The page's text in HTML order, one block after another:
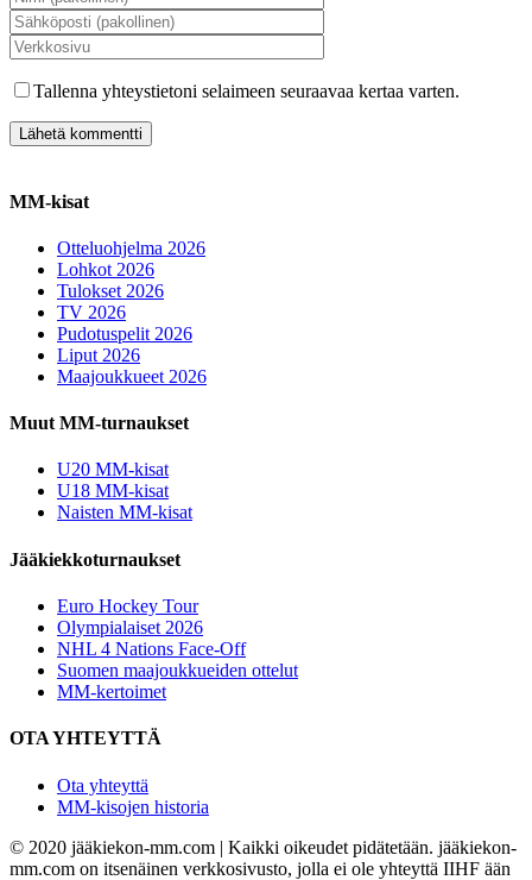
Tallenna yhteystietoni selaimeen seuraavaa kertaa varten.
MM-kisat
Otteluohjelma 2026
Lohkot 2026
Tulokset 2026
TV 2026
Pudotuspelit 2026
Liput 2026
Maajoukkueet 2026
Muut MM-turnaukset
U20 MM-kisat
U18 MM-kisat
Naisten MM-kisat
Jääkiekkoturnaukset
Euro Hockey Tour
Olympialaiset 2026
NHL 4 Nations Face-Off
Suomen maajoukkueiden ottelut
MM-kertoimet
OTA YHTEYTTÄ
Ota yhteyttä
MM-kisojen historia
© 2020 jääkiekon-mm.com | Kaikki oikeudet pidätetään. jääkiekon-
mm.com on itsenäinen verkkosivusto, jolla ei ole yhteyttä IIHF ään